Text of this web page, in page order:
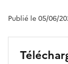
Publié le 05/06/